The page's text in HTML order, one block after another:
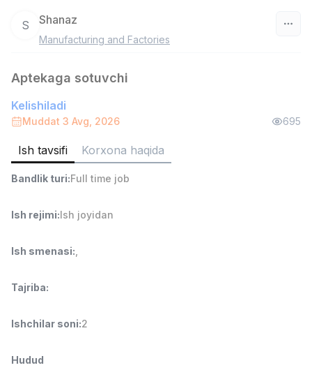
Do'kon sotuvchisi
MONDO BEST
Full time job
Ish joyidan
7,000,000 - 15,000,000 sum
Operator Call-markazi
3,000,000 - 8,000,000 sum
Full time job
Ish joyidan
Sotuv menejeri
S Shanaz
Manufacturing and Factories
Aptekaga sotuvchi
Kelishiladi
Muddat 3 Avg, 2026 695
Ish tavsifi Korxona haqida
Bandlik turi:Full time job
Ish rejimi:Ish joyidan
Ish smenasi:
Tajriba:
Ishchilar soni:2
Hudud